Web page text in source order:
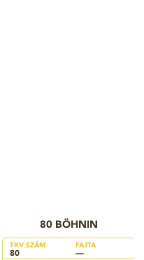
80 BÖHNIN
TKV SZÁM
80
FAJTA
—